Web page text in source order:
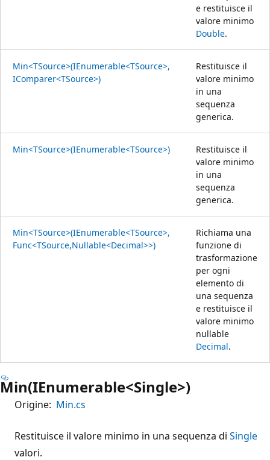
e restituisce il
valore minimo
Double.
Min<TSource>(IEnumerable<TSource>,
IComparer<TSource>)
Restituisce il
valore minimo
in una
sequenza
generica.
Min<TSource>(IEnumerable<TSource>)
Restituisce il
valore minimo
in una
sequenza
generica.
Min<TSource>(IEnumerable<TSource>,
Func<TSource,Nullable<Decimal>>)
Richiama una
funzione di
trasformazione
per ogni
elemento di
una sequenza
e restituisce il
valore minimo
nullable
Decimal.
Min(IEnumerable<Single>)
Origine: Min.cs
Restituisce il valore minimo in una sequenza di Single
valori.